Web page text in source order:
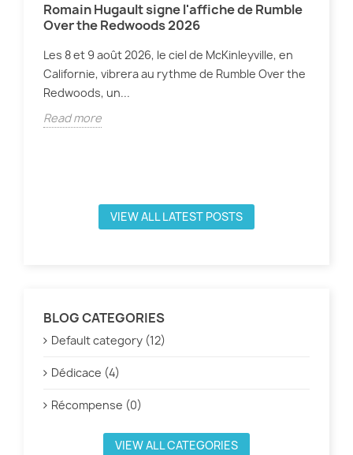
Romain Hugault signe l'affiche de Rumble
Over the Redwoods 2026
Les 8 et 9 août 2026, le ciel de McKinleyville, en
Californie, vibrera au rythme de Rumble Over the
Redwoods, un...
Read more
VIEW ALL LATEST POSTS
BLOG CATEGORIES
Default category (12)
Dédicace (4)
Récompense (0)
VIEW ALL CATEGORIES